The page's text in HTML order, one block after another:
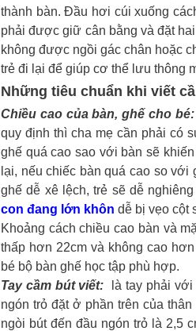
thành bàn. Đầu hơi cúi xuống
phải được giữ cân bằng và đặt
không được ngồi gác chân hoặc
trẻ đi lại để giúp cơ thể lưu thông
Những tiêu chuẩn khi viết
Chiều cao của bàn, ghế cho bé:
quy định thì cha mẹ cần phải có
ghế quá cao sao với bàn sẽ
lại, nếu chiếc bàn quá cao so với
ghế dễ xê lệch, trẻ sẽ dễ
con đang lớn khôn dễ bị vẹo cột
Khoảng cách chiều cao bàn và
thấp hơn 22cm và không cao
bé bộ bàn ghế học tập phù hợp.
Tay cầm bút viết: là tay phải với
ngón trỏ đặt ở phần trên của
ngòi bút đến đầu ngón trỏ là 2,5